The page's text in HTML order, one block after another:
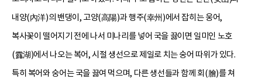
내양(內洋)의 밴댕이, 고양(高陽)과 행주(幸州)에서 잡히는 웅어,
복사꽃이 떨어지기 전에 나서 미나리를 넣어 국을 끓이면 일미인 노호
(露湖)에서 나오는 복어, 시절 생선으로 제일로 치는 숭어 따위가 있다.
특히 복어와 숭어는 국을 끓여 먹으며, 다른 생선들과 함께 회(膾)를 쳐